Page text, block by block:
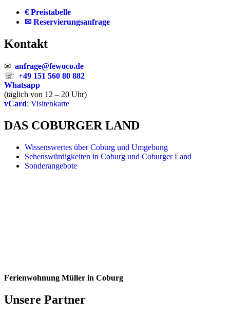
€ Preistabelle
✉ Reservierungsanfrage
Kontakt
✉ anfrage@fewoco.de
☏ +49 151 560 80 882
Whatsapp
(täglich von 12 – 20 Uhr)
vCard: Visitenkarte
DAS COBURGER LAND
Wissenswertes über Coburg und Umgebung
Sehenswürdigkeiten in Coburg und Coburger Land
Sonderangebote
Ferienwohnung Müller in Coburg
Unsere Partner